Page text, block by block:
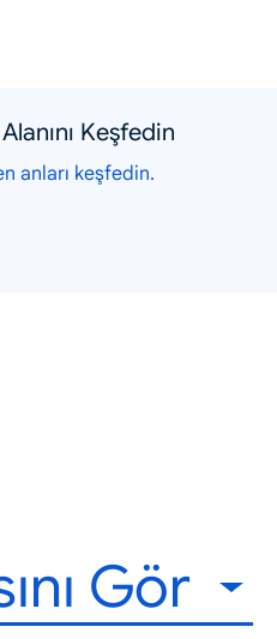
Keşfedin
anları keşfedin.
Gör